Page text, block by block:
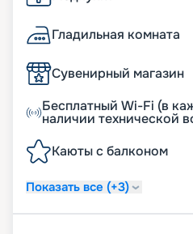
Гладильная комната
Сувенирный магазин
Бесплатный Wi-Fi (в
наличии технической
Каюты с балконом
Показать все (+3)